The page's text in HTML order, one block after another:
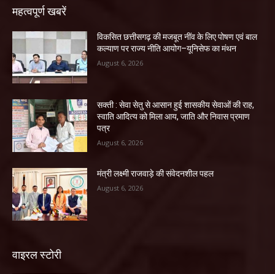
महत्वपूर्ण खबरें
विकसित छत्तीसगढ़ की मजबूत नींव के लिए पोषण एवं बाल
कल्याण पर राज्य नीति आयोग–यूनिसेफ का मंथन
August 6, 2026
सक्ती : सेवा सेतु से आसान हुई शासकीय सेवाओं की राह,
स्वाति आदित्य को मिला आय, जाति और निवास प्रमाण
पत्र
August 6, 2026
मंत्री लक्ष्मी राजवाड़े की संवेदनशील पहल
August 6, 2026
वाइरल स्टोरी